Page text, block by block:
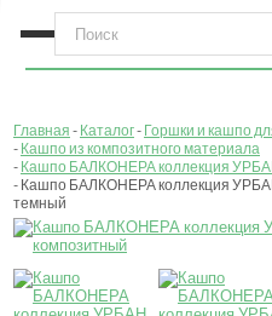
Главная Каталог Горшки и кашпо
Кашпо из композитного материала
Кашпо БАЛКОНЕРА коллекция
Кашпо БАЛКОНЕРА коллекция
темный